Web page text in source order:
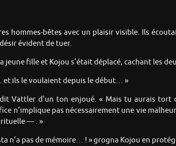
hommes-bêtes avec un plaisir visible. Ils
évident de tuer.
jeune fille et Kojou s’était déplacé, cachant les
et ils le voulaient depuis le début… »
Vattler d’un ton enjoué. « Mais tu aurais
n’implique pas nécessairement une vie
rituelle — . »
n’a pas de mémoire… ! » grogna Kojou en